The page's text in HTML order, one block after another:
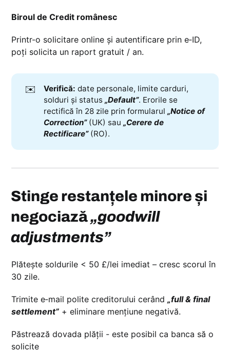
Biroul de Credit românesc
Printr-o solicitare online și autentificare prin e‑ID,
poți solicita un raport gratuit / an.
✉️ Verifică: date personale, limite carduri,
solduri și status „Default”. Erorile se
rectifică în 28 zile prin formularul „Notice of
Correction”(UK) sau „Cerere de
Rectificare”(RO).
Stinge restanțele minore și
negociază„goodwill
adjustments”
Plătește soldurile < 50 £/lei imediat – cresc scorul în
30 zile.
Trimite e‑mail polite creditorului cerând„full & final
settlement” + eliminare mențiune negativă.
Păstrează dovada plății - este posibil ca banca să o
solicite